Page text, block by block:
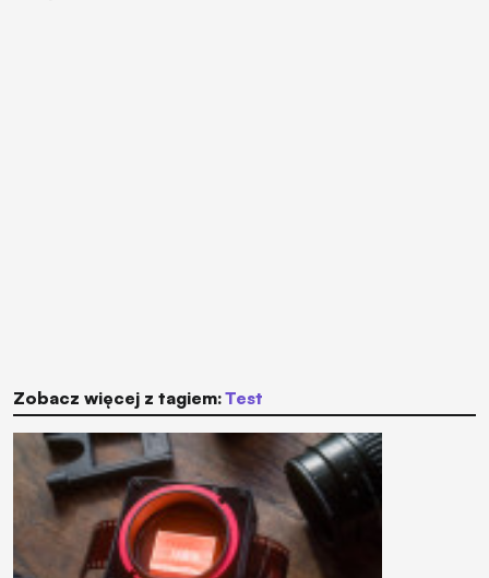
Zobacz więcej z tagiem: test